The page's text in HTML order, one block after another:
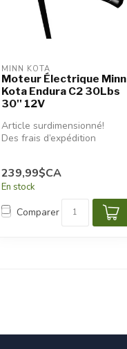
MINN KOTA
Moteur Électrique Minn
Kota Endura C2 30Lbs
30'' 12V
Article surdimensionné!
Des frais d’expédition
239,99$CA
En stock
Comparer